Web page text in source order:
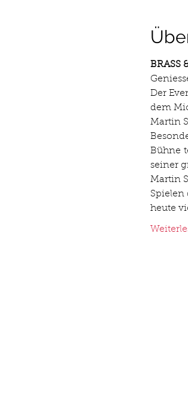
BRASS
Der
dem
Martin
Bühne
seiner
Martin
Spielen
heute